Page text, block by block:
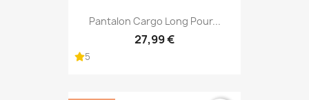
Pantalon Cargo Long Pour...
27,99 €
5